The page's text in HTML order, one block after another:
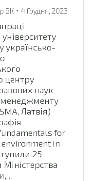
ВК 4 Грудня, 2023
українсько-
центру
наук
менеджменту
Латвія)
for
in
25